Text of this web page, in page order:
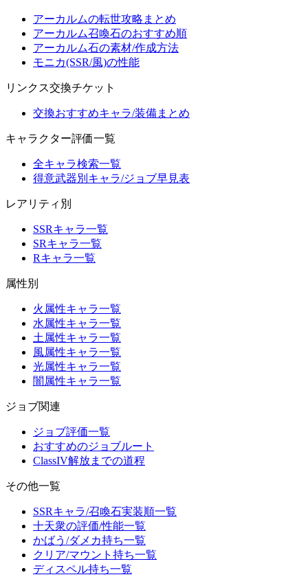
アーカルムの転世攻略まとめ
アーカルム召喚石のおすすめ順
アーカルム石の素材/作成方法
モニカ(SSR/風)の性能
リンクス交換チケット
交換おすすめキャラ/装備まとめ
キャラクター評価一覧
全キャラ検索一覧
得意武器別キャラ/ジョブ早見表
レアリティ別
SSRキャラ一覧
SRキャラ一覧
Rキャラ一覧
属性別
火属性キャラ一覧
水属性キャラ一覧
土属性キャラ一覧
風属性キャラ一覧
光属性キャラ一覧
闇属性キャラ一覧
ジョブ関連
ジョブ評価一覧
おすすめのジョブルート
ClassIV解放までの道程
その他一覧
SSRキャラ/召喚石実装順一覧
十天衆の評価/性能一覧
かばう/ダメカ持ち一覧
クリア/マウント持ち一覧
ディスペル持ち一覧